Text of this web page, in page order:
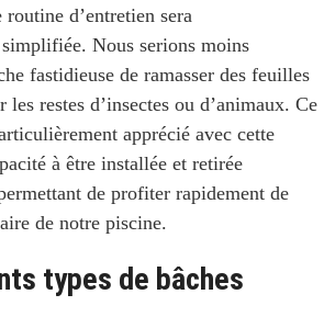
d’entretien sera
Nous serions moins
fastidieuse de ramasser des feuilles
les restes d’insectes ou d’animaux. Ce
apprécié avec cette
à être installée et retirée
de profiter rapidement de
de notre piscine.
types de bâches